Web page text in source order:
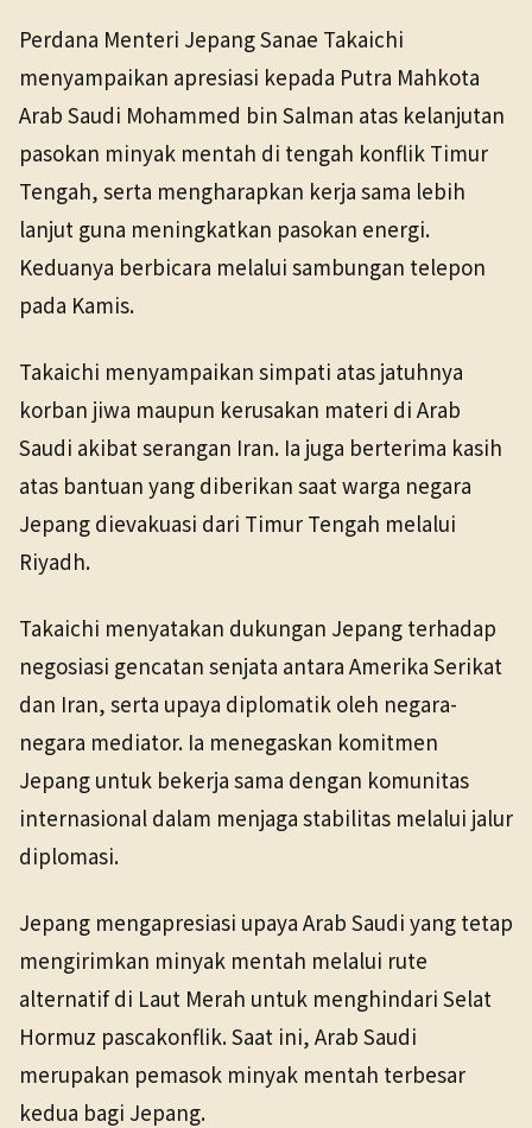
TANGGAL SUMBER
23 Apr 2026
Pranala sumber asli tidak lagi tersedia. Versi arsip
Perdana Menteri Jepang Sanae Takaichi
menyampaikan apresiasi kepada Putra Mahkota
Arab Saudi Mohammed bin Salman atas kelanjutan
pasokan minyak mentah di tengah konflik Timur
Tengah, serta mengharapkan kerja sama lebih
lanjut guna meningkatkan pasokan energi.
Keduanya berbicara melalui sambungan telepon
pada Kamis.
Takaichi menyampaikan simpati atas jatuhnya
korban jiwa maupun kerusakan materi di Arab
Saudi akibat serangan Iran. Ia juga berterima kasih
atas bantuan yang diberikan saat warga negara
Jepang dievakuasi dari Timur Tengah melalui
Riyadh.
Takaichi menyatakan dukungan Jepang terhadap
negosiasi gencatan senjata antara Amerika Serikat
dan Iran, serta upaya diplomatik oleh negara-
negara mediator. Ia menegaskan komitmen
Jepang untuk bekerja sama dengan komunitas
internasional dalam menjaga stabilitas melalui jalur
diplomasi.
Jepang mengapresiasi upaya Arab Saudi yang tetap
mengirimkan minyak mentah melalui rute
alternatif di Laut Merah untuk menghindari Selat
Hormuz pascakonflik. Saat ini, Arab Saudi
merupakan pemasok minyak mentah terbesar
kedua bagi Jepang.